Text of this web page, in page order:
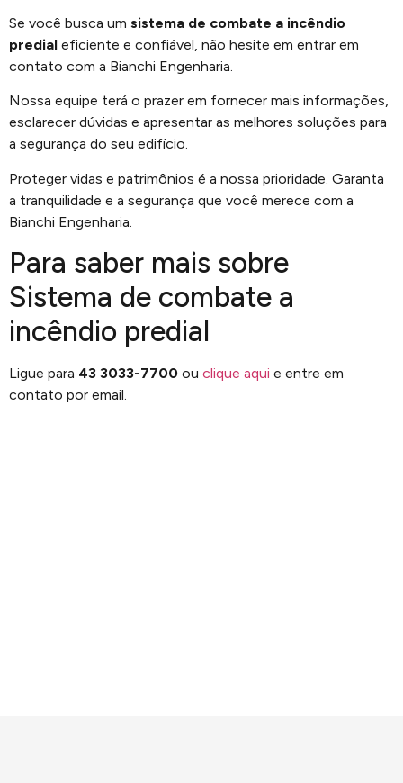
Se você busca um sistema de combate a incêndio
predial eficiente e confiável, não hesite em entrar em
contato com a Bianchi Engenharia.
Nossa equipe terá o prazer em fornecer mais informações,
esclarecer dúvidas e apresentar as melhores soluções para
a segurança do seu edifício.
Proteger vidas e patrimônios é a nossa prioridade. Garanta
a tranquilidade e a segurança que você merece com a
Bianchi Engenharia.
Para saber mais sobre
Sistema de combate a
incêndio predial
Ligue para 43 3033-7700 ou clique aqui e entre em
contato por email.